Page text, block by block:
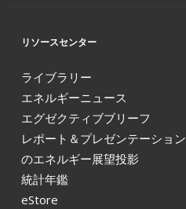
リソースセンター
ライブラリー
エネルギーニュース
エグゼクティブブリーフ
レポート＆プレゼンテーション
のエネルギー展望投影
統計年鑑
eStore